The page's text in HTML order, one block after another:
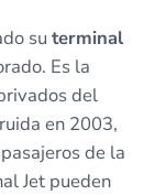
su terminal
Es la
del
en 2003,
de la
Jet pueden